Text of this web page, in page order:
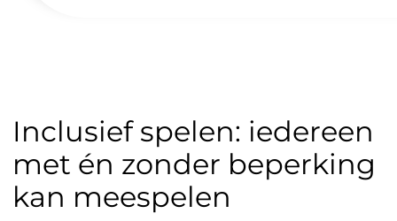
Inclusief spelen: iedereen
met én zonder beperking
kan meespelen